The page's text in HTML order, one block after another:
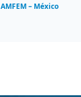
AMFEM – México